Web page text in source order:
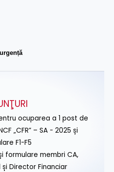
ocuparea a 1 post de
„CFR” – SA - 2025 și
F1-F5
formulare membri CA,
Director Financiar